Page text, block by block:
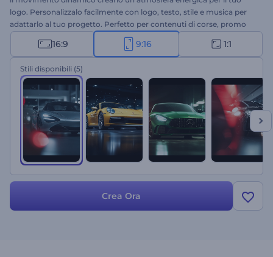
logo. Personalizzalo facilmente con logo, testo, stile e musica per
adattarlo al tuo progetto. Perfetto per contenuti di corse, promo
auto, intro gaming e presentazioni grintose. Crea ora e fai correre il
tuo brand con stile!
16:9 9:16 1:1
Stili disponibili (5)
Crea Ora